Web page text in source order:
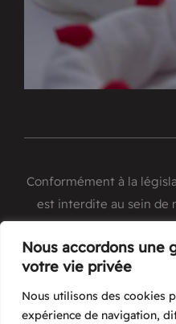
Nous accordons une
votre vie privée
Nous utilisons des cookies
expérience de navigation,
Conformément à la
est interdite au sein de
strictement interdit à
ramener de l’alcool de